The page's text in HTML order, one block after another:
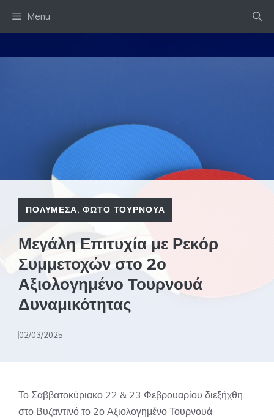
Menu
ΠΟΛΥΜΕΣΑ,ΦΩΤΟ ΤΟΥΡΝΟΥΑ
Μεγάλη Επιτυχία με Ρεκόρ
Συμμετοχών στο 2ο
Αξιολογημένο Τουρνουά
Δυναμικότητας
02/03/2025
Το Σαββατοκύριακο 22 & 23 Φεβρουαρίου διεξήχθη
στο Βυζαντινό το 2ο Αξιολογημένο Τουρνουά